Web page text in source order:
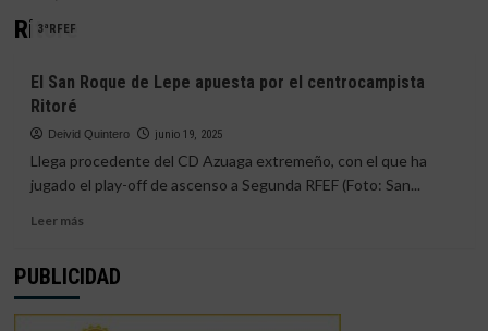
Ritore
3ªRFEF
El San Roque de Lepe apuesta por el centrocampista
Ritoré
Deivid Quintero junio 19, 2025
Llega procedente del CD Azuaga extremeño, con el que ha
jugado el play-off de ascenso a Segunda RFEF (Foto: San...
Leer másLeer
El
Roque
PUBLICIDAD